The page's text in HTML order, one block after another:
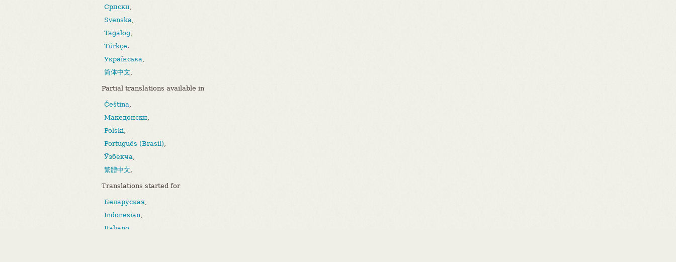
Српски,
Svenska,
Tagalog,
Türkçe.
Українська,
简体中文,
Partial translations available in
Čeština,
Македонски,
Polski,
Português (Brasil),
Ўзбекча,
繁體中文,
Translations started for
Беларуская,
Indonesian,
Italiano